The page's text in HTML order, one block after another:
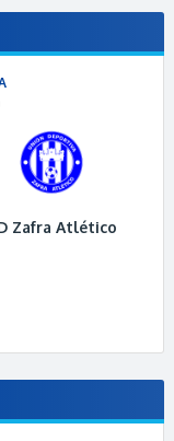
Zafra Atlético